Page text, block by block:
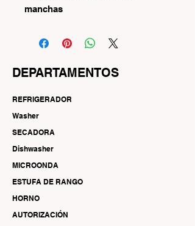
manchas
DEPARTAMENTOS
REFRIGERADOR
Washer
SECADORA
Dishwasher
MICROONDA
ESTUFA DE RANGO
HORNO
AUTORIZACIÓN